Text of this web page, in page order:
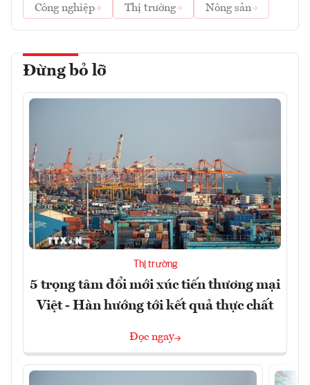
Công nghiệp Thị trường Nông sản
Đừng bỏ lỡ
Thị trường
5 trọng tâm đổi mới xúc tiến thương mại
Việt - Hàn hướng tới kết quả thực chất
Đọc ngay